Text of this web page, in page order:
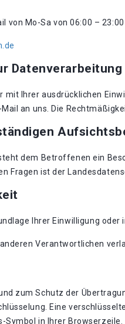
von Mo-Sa von 06:00 – 23:00
Datenverarbeitung
Ihrer ausdrücklichen
an uns. Die
dem Betroffenen ein
Fragen ist der
Ihrer Einwilligung
Verantwortlichen
zum Schutz der
Eine
in Ihrer Browserzeile.